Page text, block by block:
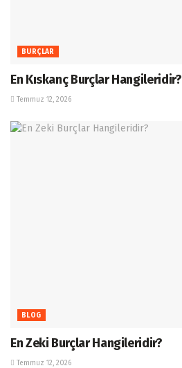
BURÇLAR
En Kıskanç Burçlar Hangileridir?
Temmuz 12, 2026
BLOG
En Zeki Burçlar Hangileridir?
Temmuz 12, 2026